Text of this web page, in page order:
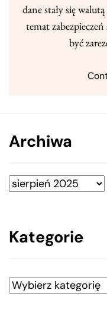
dane stały się
temat
być
Archiwa
Archiwa
Kategorie
Kategorie